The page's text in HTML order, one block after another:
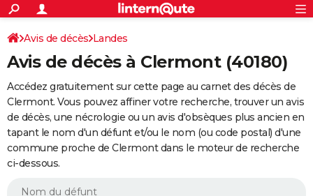
ACTUALITÉS
Politique
Société
Faits Divers
Education
Monde
Villes
+
SPORT
Coupe du monde 2026
Football
Tennis
Cyclisme
Rugby
Forum
Programme TV
TNT
Streaming
Cinéma
Sorties cinéma
Musique
+
FINANCE
Retraite
Epargne
Immobilier
Risques naturels par ville
Assurance
AUTO
Essais
Réserver un essai
Citadines
Berlines
SUV
Forum auto
+HIGH-TECH
BRICOLAGE
Avis de décès Landes
Avis de décès à Clermont (40180)
Accédez gratuitement sur cette page au carnet des décès de
Clermont. Vous pouvez affiner votre recherche, trouver un avis
de décès, une nécrologie ou un avis d'obsèques plus ancien en
tapant le nom d'un défunt et/ou le nom (ou code postal) d'une
commune proche de Clermont dans le moteur de recherche
ci-dessous.